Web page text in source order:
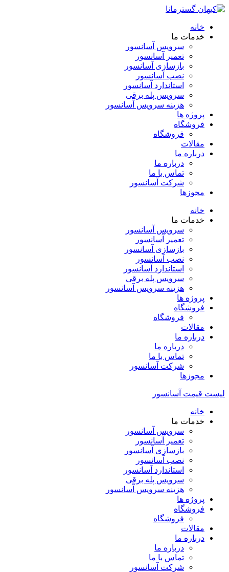
خانه
خدمات ما
سرویس آسانسور
تعمیر آسانسور
بازسازی آسانسور
نصب آسانسور
استاندارد آسانسور
سرویس پله برقی
هزینه سرویس آسانسور
پروژه ها
فروشگاه
فروشگاه
مقالات
درباره ما
درباره ما
تماس با ما
شرکت آسانسور
مجوزها
خانه
خدمات ما
سرویس آسانسور
تعمیر آسانسور
بازسازی آسانسور
نصب آسانسور
استاندارد آسانسور
سرویس پله برقی
هزینه سرویس آسانسور
پروژه ها
فروشگاه
فروشگاه
مقالات
درباره ما
درباره ما
تماس با ما
شرکت آسانسور
مجوزها
لیست قیمت آسانسور
خانه
خدمات ما
سرویس آسانسور
تعمیر آسانسور
بازسازی آسانسور
نصب آسانسور
استاندارد آسانسور
سرویس پله برقی
هزینه سرویس آسانسور
پروژه ها
فروشگاه
فروشگاه
مقالات
درباره ما
درباره ما
تماس با ما
شرکت آسانسور